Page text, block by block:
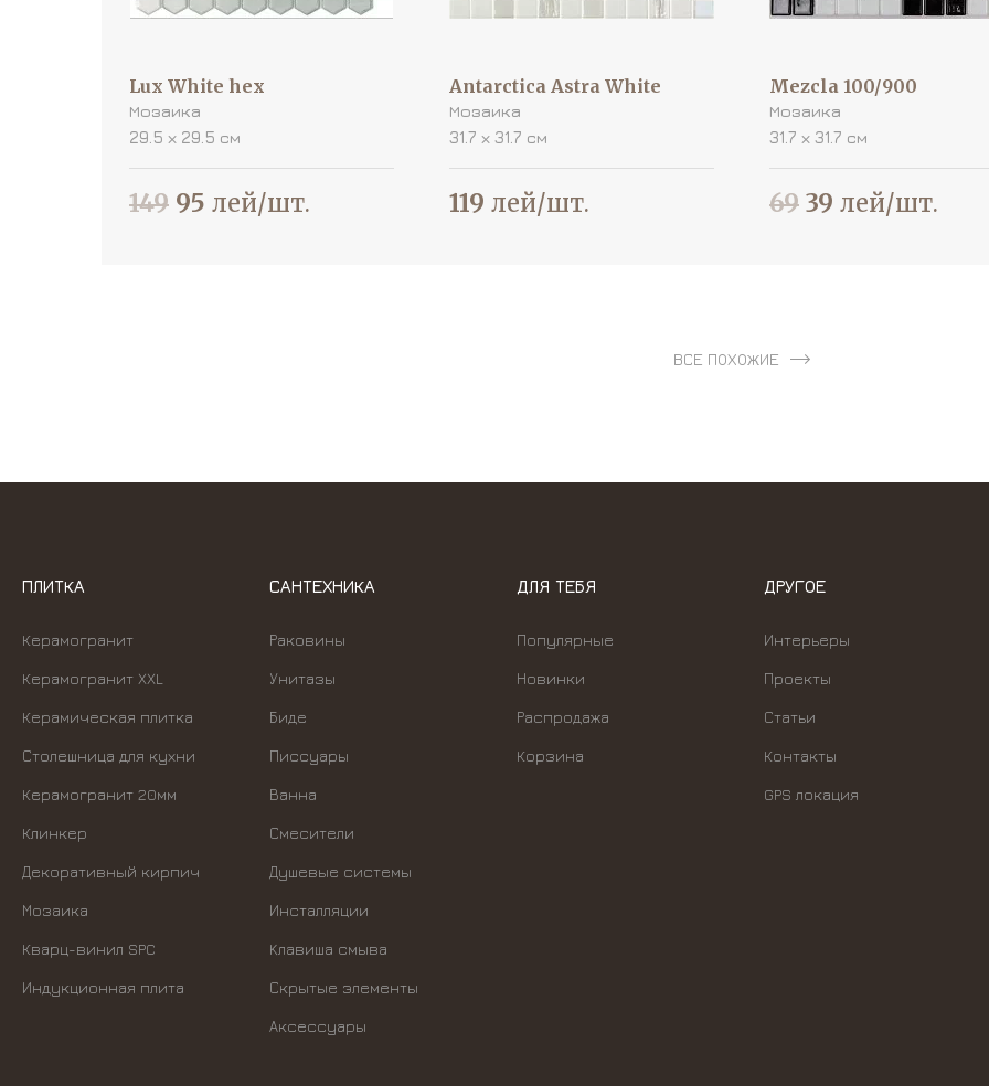
Lux White hex
Мозаика
29.5 х 29.5 см
149 95 лей/шт.
Antarctica Astra White
Мозаика
31.7 х 31.7 см
119 лей/шт.
Mezcla 100/900
Мозаика
31.7 х 31.7 см
69 39 лей/шт.
ВСЕ ПОХОЖИЕ
ПЛИТКА
Керамогранит
Керамогранит XXL
Керамическая плитка
Столешница для кухни
Керамогранит 20мм
Клинкер
Декоративный кирпич
Мозаика
Кварц-винил SPC
Индукционная плита
САНТЕХНИКА
Раковины
Унитазы
Биде
Писсуары
Ванна
Смесители
Душевые системы
Инсталляции
Kлавиша смыва
Скрытые элементы
Аксессуары
ДЛЯ ТЕБЯ
Популярные
Новинки
Распродажа
Корзина
ДРУГОЕ
Интерьеры
Проекты
Статьи
Контакты
GPS локация